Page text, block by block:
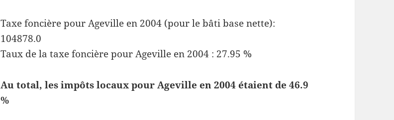
Taxe foncière pour Ageville en 2004 (pour le bâti base nette):
104878.0
Taux de la taxe foncière pour Ageville en 2004 : 27.95 %
Au total, les impôts locaux pour Ageville en 2004 étaient de 46.9
%